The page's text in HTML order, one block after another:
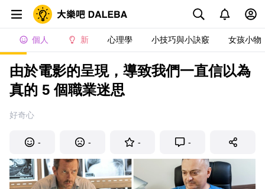
個人 新 心理學 小技巧與小訣竅 女孩小物
由於電影的呈現，導致我們一直信以為
真的 5 個職業迷思
好奇心
- - - -